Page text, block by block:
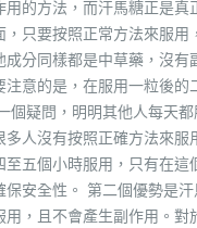
的方法，而汗馬糖正是
只要按照正常方法來服
分同樣都是中草藥，沒
意的是，在服用一粒後
疑問，明明其他人每天
人沒有按照正確方法來
五個小時服用，只有在
安全性。 第二個優勢是
，且不會產生副作用。